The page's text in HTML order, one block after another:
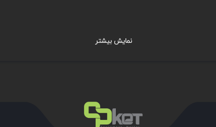
جریان برگشتی استفاده نمی ‌شود. این سوپاپ های هشدار مطمئناً ممکن است
نمایش بیشتر